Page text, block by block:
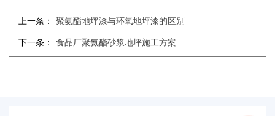
上一条： 聚氨酯地坪漆与环氧地坪漆的区别
下一条： 食品厂聚氨酯砂浆地坪施工方案